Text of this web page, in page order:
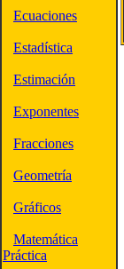
Ecuaciones
Estadística
Estimación
Exponentes
Fracciones
Geometría
Gráficos
Matemática
Práctica